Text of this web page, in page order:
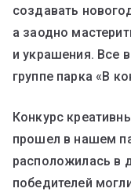
создавать
а заодно
и украшения. Все
группе парка «В
Конкурс
прошел в нашем
расположилась в
победителей